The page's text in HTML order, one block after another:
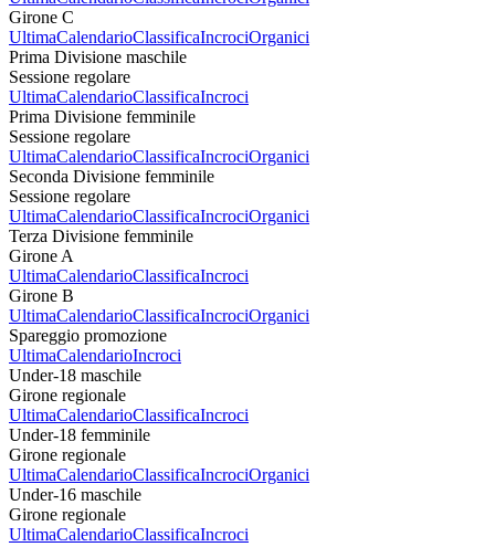
Girone C
UltimaCalendarioClassificaIncrociOrganici
Prima Divisione maschile
Sessione regolare
UltimaCalendarioClassificaIncroci
Prima Divisione femminile
Sessione regolare
UltimaCalendarioClassificaIncrociOrganici
Seconda Divisione femminile
Sessione regolare
UltimaCalendarioClassificaIncrociOrganici
Terza Divisione femminile
Girone A
UltimaCalendarioClassificaIncroci
Girone B
UltimaCalendarioClassificaIncrociOrganici
Spareggio promozione
UltimaCalendarioIncroci
Under-18 maschile
Girone regionale
UltimaCalendarioClassificaIncroci
Under-18 femminile
Girone regionale
UltimaCalendarioClassificaIncrociOrganici
Under-16 maschile
Girone regionale
UltimaCalendarioClassificaIncroci